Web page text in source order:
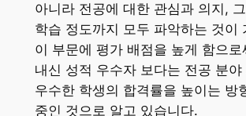
아니라 전공에 대한 관심과 의지,
학습 정도까지 모두 파악하는 것이
이 부문에 평가 배점을 높게 함으
내신 성적 우수자 보다는 전공 분야
우수한 학생의 합격률을 높이는 방
중인 것으로 알고 있습니다.